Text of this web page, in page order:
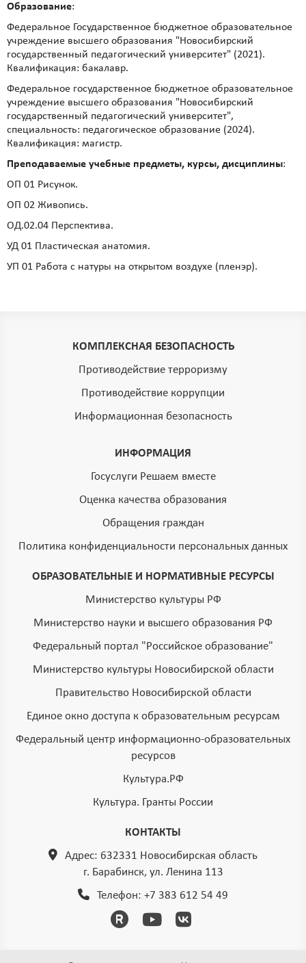
Образование:
Федеральное Государственное бюджетное образовательное
учреждение высшего образования "Новосибирский
государственный педагогический университет" (2021).
Квалификация: бакалавр.
Федеральное государственное бюджетное образовательное
учреждение высшего образования "Новосибирский
государственный педагогический университет",
специальность: педагогическое образование (2024).
Квалификация: магистр.
Преподаваемые учебные предметы, курсы, дисциплины:
ОП 01 Рисунок.
ОП 02 Живопись.
ОД.02.04 Перспектива.
УД 01 Пластическая анатомия.
УП 01 Работа с натуры на открытом воздухе (пленэр).
КОМПЛЕКСНАЯ БЕЗОПАСНОСТЬ
Противодействие терроризму
Противодействие коррупции
Информационная безопасность
ИНФОРМАЦИЯ
Госуслуги Решаем вместе
Оценка качества образования
Обращения граждан
Политика конфиденциальности персональных данных
ОБРАЗОВАТЕЛЬНЫЕ И НОРМАТИВНЫЕ РЕСУРСЫ
Министерство культуры РФ
Министерство науки и высшего образования РФ
Федеральный портал "Российское образование"
Министерство культуры Новосибирской области
Правительство Новосибирской области
Единое окно доступа к образовательным ресурсам
Федеральный центр информационно-образовательных
ресурсов
Культура.РФ
Культура. Гранты России
КОНТАКТЫ
Адрес: 632331 Новосибирская область
г. Барабинск, ул. Ленина 113
Телефон: +7 383 612 54 49